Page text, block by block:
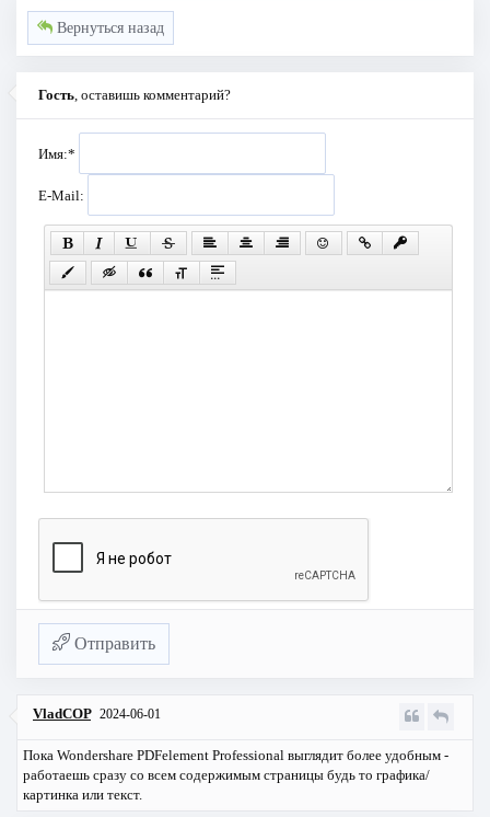
Вернуться назад
Гость , оставишь комментарий?
Имя:*
E-Mail:
Отправить
VladCOP 2024-06-01
Пока Wondershare PDFelement Professional выглядит более удобным -
работаешь сразу со всем содержимым страницы будь то графика/
картинка или текст.